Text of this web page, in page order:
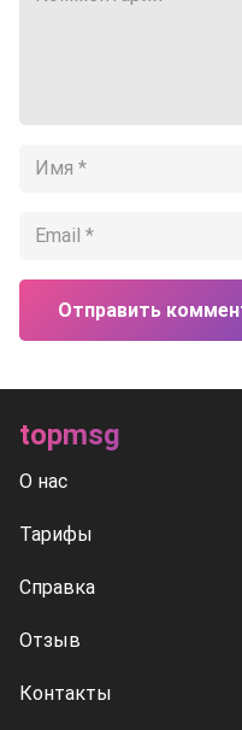
Отправить
topmsg
О нас
Тарифы
Справка
Отзыв
Контакты